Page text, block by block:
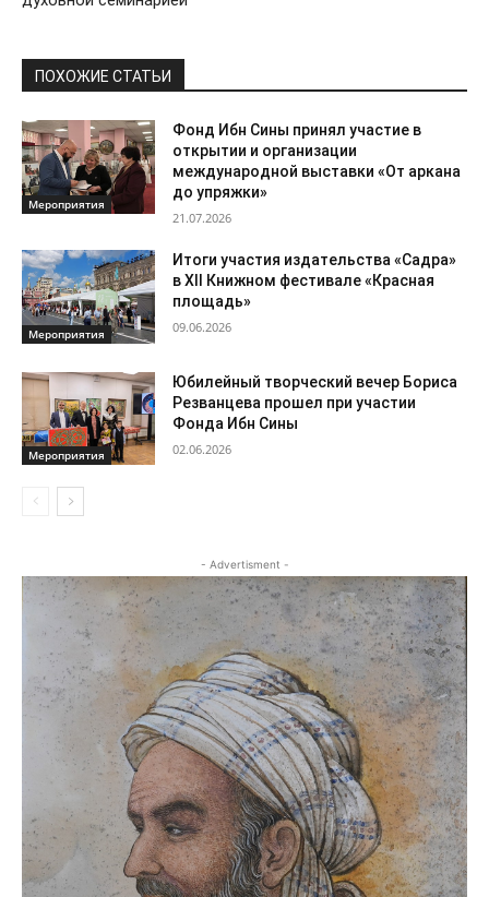
ПОХОЖИЕ СТАТЬИ
Мероприятия
Фонд Ибн Сины принял участие в
открытии и организации
международной выставки «От аркана
до упряжки»
21.07.2026
Мероприятия
Итоги участия издательства «Садра»
в XII Книжном фестивале «Красная
площадь»
09.06.2026
Мероприятия
Юбилейный творческий вечер Бориса
Резванцева прошел при участии
Фонда Ибн Сины
02.06.2026
- Advertisment -